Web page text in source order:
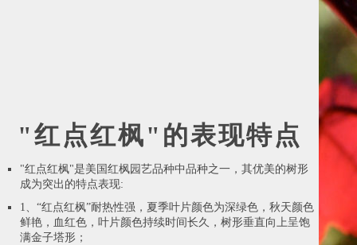
"红点红枫"的表现特点
"红点红枫"是美国红枫园艺品种中品种之一，其优美的树形
成为突出的特点表现:
1、“红点红枫”耐热性强，夏季叶片颜色为深绿色，秋天颜色
鲜艳，血红色，叶片颜色持续时间长久，树形垂直向上呈饱
满金子塔形；